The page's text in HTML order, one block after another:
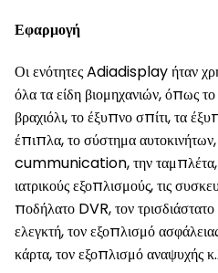
Εφαρμογή
Οι ενότητες Adiadisplay ήταν
όλα τα είδη βιομηχανιών, όπως
βραχιόλι, το έξυπνο σπίτι, τα
έπιπλα, το σύστημα αυτοκινήτων,
cummunication, την ταμπλέτα,
ιατρικούς εξοπλισμούς, τις
ποδήλατο DVR, τον
ελεγκτή, τον εξοπλισμό
κάρτα, τον εξοπλισμό αναψυχής